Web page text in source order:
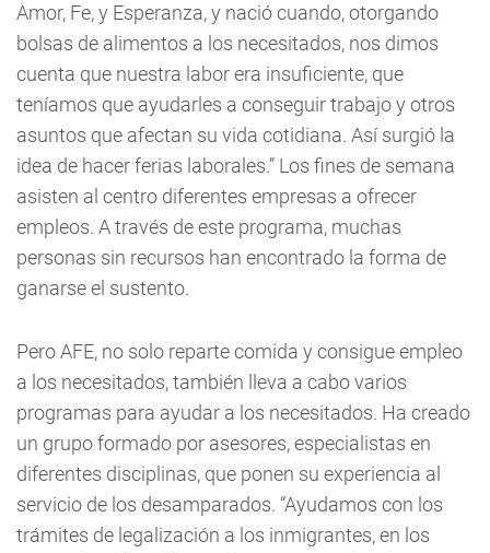
Amor, Fe, y Esperanza, y nació cuando, otorgando
bolsas de alimentos a los necesitados, nos dimos
cuenta que nuestra labor era insuficiente, que
teníamos que ayudarles a conseguir trabajo y otros
asuntos que afectan su vida cotidiana. Así surgió la
idea de hacer ferias laborales.” Los fines de semana
asisten al centro diferentes empresas a ofrecer
empleos. A través de este programa, muchas
personas sin recursos han encontrado la forma de
ganarse el sustento.
Pero AFE, no solo reparte comida y consigue empleo
a los necesitados, también lleva a cabo varios
programas para ayudar a los necesitados. Ha creado
un grupo formado por asesores, especialistas en
diferentes disciplinas, que ponen su experiencia al
servicio de los desamparados. “Ayudamos con los
trámites de legalización a los inmigrantes, en los